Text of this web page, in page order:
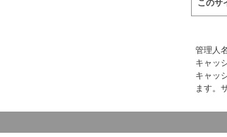
このサ
管理人
キャッ
キャッ
ます。